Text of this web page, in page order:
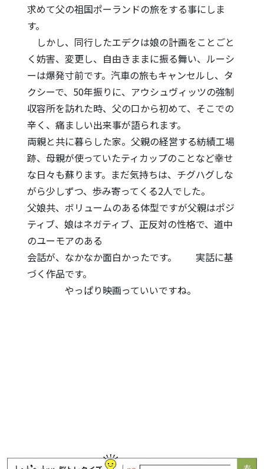
求めて父の祖国ポーランドの旅をする事にしま
す。
しかし、同行したエデクは娘の計画をことごと
く妨害、変更し、自由きままに振る舞い、ルーシ
ーは爆発寸前です。汽車の旅もキャンセルし、タ
クシーで、50年振りに、アウシュヴィッツの強制
収容所を訪れた時、父の口から初めて、そこでの
辛く、痛ましい出来事が語られます。
両親と共に暮らした家。父親の経営する紡績工場
跡、母親が使っていたティカップのことなど幸せ
な日々も蘇ります。まだ気持ちは、チグハグしな
がら少しずつ、歩み寄ってくる2人でした。
父娘共、ボリュームのある体型ですが父親はポジ
ティブ、娘はネガティブ、正反対の性格で、道中
のユーモアのある
会話が、なかなか面白かったです。 実話に基
づく作品です。
やっぱり映画っていいですね。